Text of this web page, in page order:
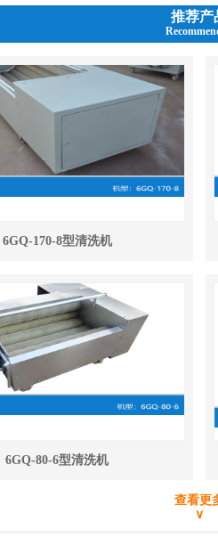
推荐产
6GQ-170-8型清洗机
6GQ-80-6型清洗机
查看更
∨